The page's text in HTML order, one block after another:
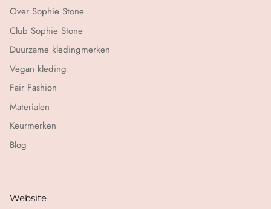
Over Sophie Stone
Club Sophie Stone
Duurzame kledingmerken
Vegan kleding
Fair Fashion
Materialen
Keurmerken
Blog
Website